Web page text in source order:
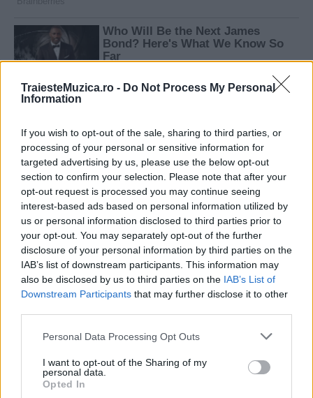
TraiesteMuzica.ro - Do Not Process My Personal
Information
If you wish to opt-out of the sale, sharing to third parties, or
processing of your personal or sensitive information for
targeted advertising by us, please use the below opt-out
section to confirm your selection. Please note that after your
opt-out request is processed you may continue seeing
interest-based ads based on personal information utilized by
us or personal information disclosed to third parties prior to
your opt-out. You may separately opt-out of the further
disclosure of your personal information by third parties on the
IAB’s list of downstream participants. This information may
also be disclosed by us to third parties on the IAB’s List of
Downstream Participants that may further disclose it to other
Please note that this website/app uses one or more Google
not limited to your visit or usage behaviour. You may click to
grant or deny consent to Google and its third-party tags to
use your data for below specified purposes in below Google
Personal Data Processing Opt Outs
I want to opt-out of the Sharing of my
personal data.
Opted In